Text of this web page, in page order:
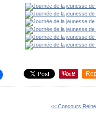
<< Concours